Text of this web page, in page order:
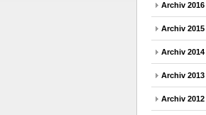
Archiv 2016
Archiv 2015
Archiv 2014
Archiv 2013
Archiv 2012